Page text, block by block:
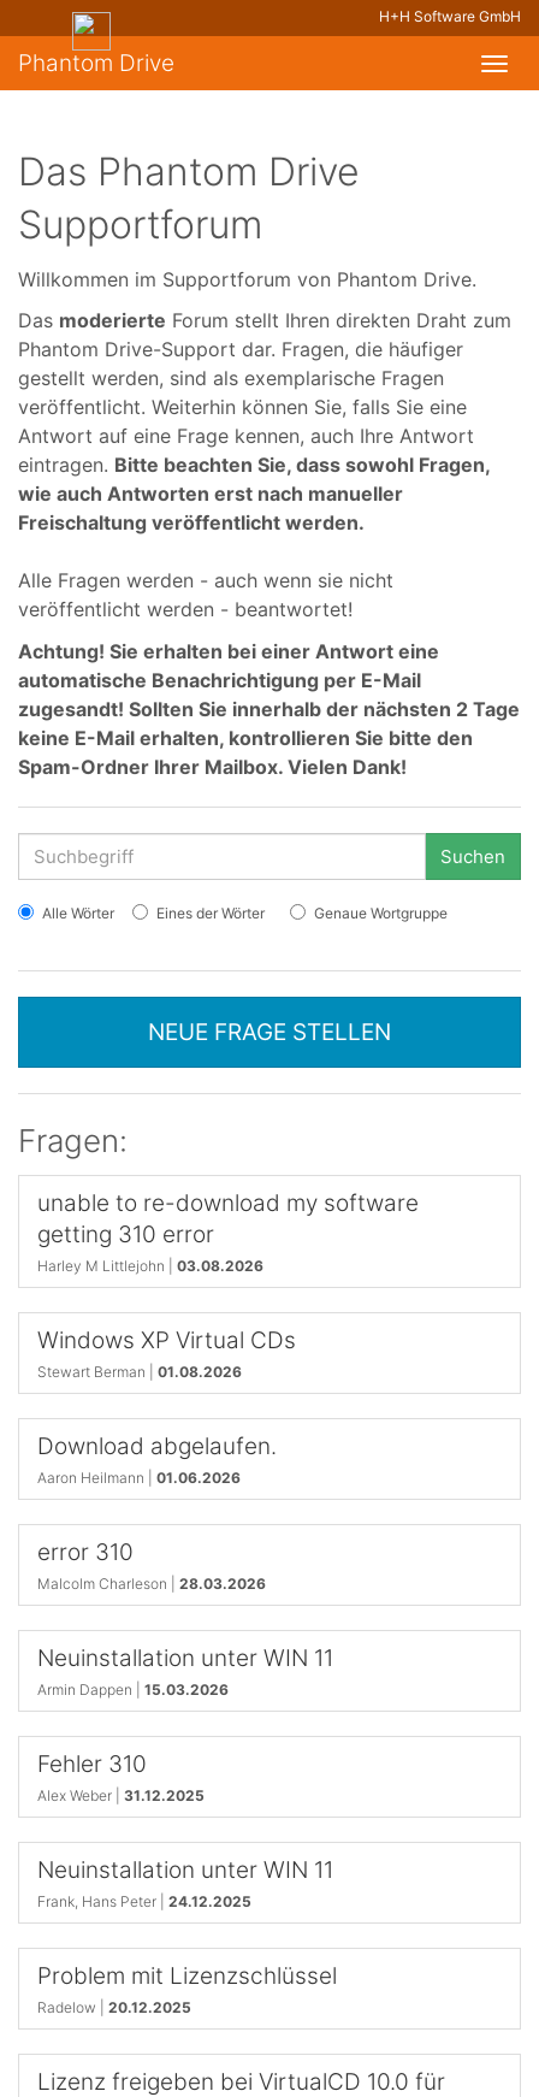
H+H Software GmbH
Phantom Drive
Das Phantom Drive
Supportforum
Willkommen im Supportforum von Phantom Drive.
Das moderierte Forum stellt Ihren direkten Draht zum
Phantom Drive-Support dar. Fragen, die häufiger
gestellt werden, sind als exemplarische Fragen
veröffentlicht. Weiterhin können Sie, falls Sie eine
Antwort auf eine Frage kennen, auch Ihre Antwort
eintragen. Bitte beachten Sie, dass sowohl Fragen,
wie auch Antworten erst nach manueller
Freischaltung veröffentlicht werden.
Alle Fragen werden - auch wenn sie nicht
veröffentlicht werden - beantwortet!
Achtung! Sie erhalten bei einer Antwort eine
automatische Benachrichtigung per E-Mail
zugesandt! Sollten Sie innerhalb der nächsten 2 Tage
keine E-Mail erhalten, kontrollieren Sie bitte den
Spam-Ordner Ihrer Mailbox. Vielen Dank!
Suchen
Alle Wörter Eines der Wörter Genaue Wortgruppe
NEUE FRAGE STELLEN
Fragen:
unable to re-download my software
getting 310 error
Harley M Littlejohn | 03.08.2026
Windows XP Virtual CDs
Stewart Berman | 01.08.2026
Download abgelaufen.
Aaron Heilmann | 01.06.2026
error 310
Malcolm Charleson | 28.03.2026
Neuinstallation unter WIN 11
Armin Dappen | 15.03.2026
Fehler 310
Alex Weber | 31.12.2025
Neuinstallation unter WIN 11
Frank, Hans Peter | 24.12.2025
Problem mit Lizenzschlüssel
Radelow | 20.12.2025
Lizenz freigeben bei VirtualCD 10.0 für